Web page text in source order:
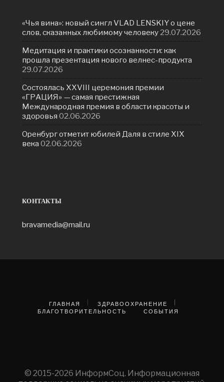
«Чья вина»: новый сингл VLAD LENSKIY о цене
слов, сказанных любимому человеку 29.07.2026
Медитация и практики осознанности: как
прошла презентация нового велнес-продукта
29.07.2026
Состоялась ХXVIII церемония премии
«ГРАЦИЯ» — самая престижная
Международная премия в области красоты и
здоровья 02.06.2026
Оренбург отметит юбилей Даля в стиле XIX
века 02.06.2026
КОНТАКТЫ
bravamedia@mail.ru
ГЛАВНАЯ
ЗДРАВООХРАНЕНИЕ
БЛАГОТВОРИТЕЛЬНОСТЬ
СОБЫТИЯ
© 2015-2026 ИнформСоц. Информационная